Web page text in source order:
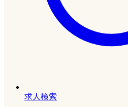
求人検索